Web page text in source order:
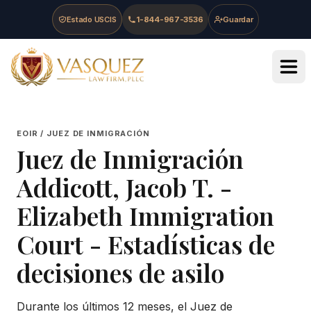
Skip to main content
Skip to navigation
Skip to footer
Estado USCIS 1-844-967-3536 Guardar
Vasquez Law Firm - Home
EOIR / JUEZ DE INMIGRACIÓN
Juez de Inmigración
Addicott, Jacob T. -
Elizabeth Immigration
Court - Estadísticas de
decisiones de asilo
Durante los últimos 12 meses, el Juez de